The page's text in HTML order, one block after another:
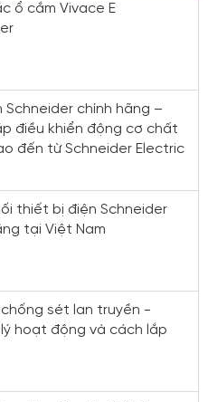
ổ cắm Vivace E
Schneider chính hãng –
điều khiển động cơ chất
đến từ Schneider Electric
thiết bị điện Schneider
tại Việt Nam
sét lan truyền -
hoạt động và cách lắp